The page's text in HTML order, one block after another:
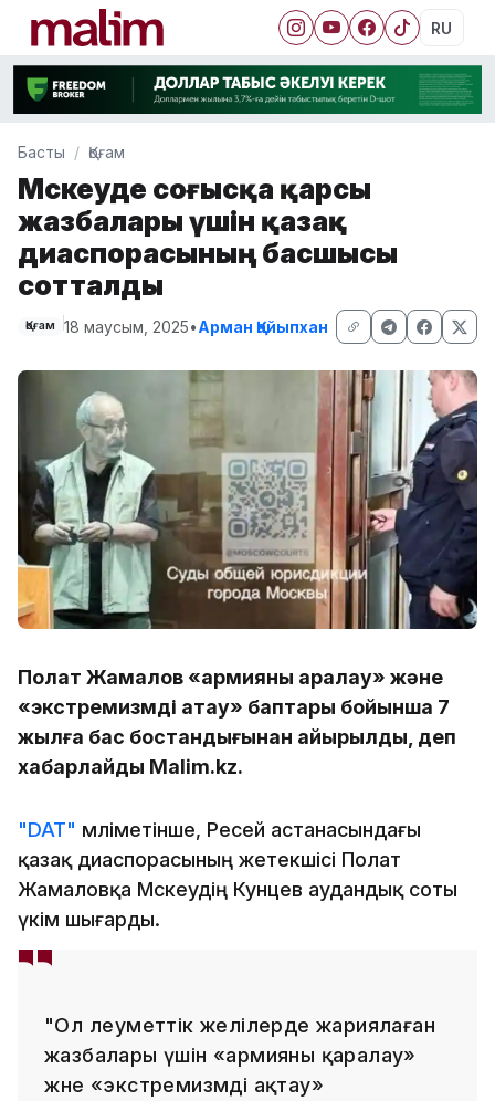
RU
Басты Қоғам
Мәскеуде соғысқа қарсы
жазбалары үшін қазақ
диаспорасының басшысы
сотталды
Қоғам 18 маусым, 2025•Арман Қайыпхан
Полат Жамалов «армияны қаралау» және
«экстремизмді ақтау» баптары бойынша 7
жылға бас бостандығынан айырылды, деп
хабарлайды Malim.kz.
"DAT" мәліметінше, Ресей астанасындағы
қазақ диаспорасының жетекшісі Полат
Жамаловқа Мәскеудің Кунцев аудандық соты
үкім шығарды.
"Ол әлеуметтік желілерде жариялаған
жазбалары үшін «армияны қаралау»
және «экстремизмді ақтау»